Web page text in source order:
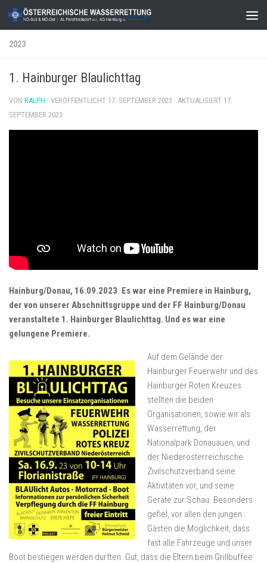
Zum Inhalt springen
2023
1. Hainburger Blaulichttag
VON RALPH · VERÖFFENTLICHT 17. SEPTEMBER 2023 · AKTUALISIERT 17.
SEPTEMBER 2023
Hainburg/Donau, 16.09.2023. Es war eine Premiere in Hainburg,
der von unserer Abschnittsgruppe und der FF Hainburg/Donau
veranstaltete 1. Hainburger Blaulichttag. Und es war eine
gelungene Premiere.
Auf dem Gelände der
Hainburger Feuerwehr und des
Hainburger Roten Kreuzes
stellten die beiden
Organisationen, sowie wir als
Wasserrettung, der
Nationalpark Donauauen, und
der Niederösterreichische
Zivilschutzverband seine
Aktivitäten vor, und seine
Geräte zur Schau. Besonders
gefiel, vor allen den jungen
Gästen die Möglichkeit, dass
fast alle Fahrzeuge und unser
Boot bestiegen werden durften. Gut, dass die Eltern beim Grillbuffee